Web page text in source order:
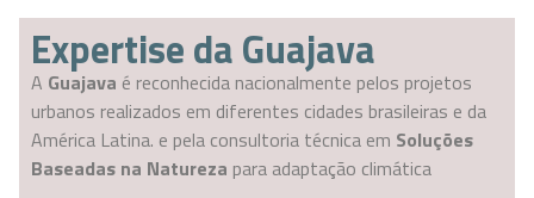
Expertise da Guajava
A Guajava é reconhecida nacionalmente pelos projetos
urbanos realizados em diferentes cidades brasileiras e da
América Latina. e pela consultoria técnica em Soluções
Baseadas na Natureza para adaptação climática